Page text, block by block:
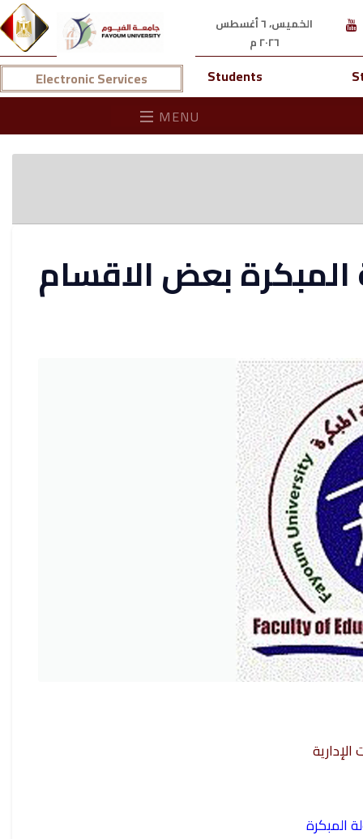
الخميس، ٦ أغسطس
٢٠٢٦ م
Electronic Services Students
MENU
المبكرة بعض الاقسام
المبكرة